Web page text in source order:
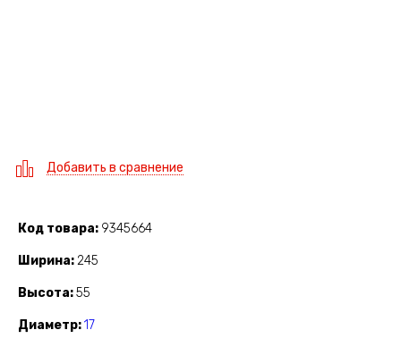
Добавить в сравнение
Код товара 9345664
Ширина 245
Высота 55
Диаметр 17